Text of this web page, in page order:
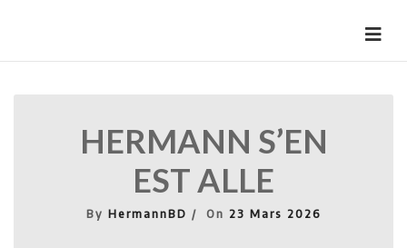
HERMANN S’EN
EST ALLE
By HermannBD On 23 Mars 2026